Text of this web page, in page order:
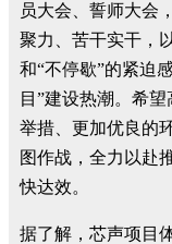
员大会、誓师大会
聚力、苦干实干，
和“不停歇”的紧迫
目”建设热潮。希
举措、更加优良的
图作战，全力以赴
快达效。
据了解，芯声项目